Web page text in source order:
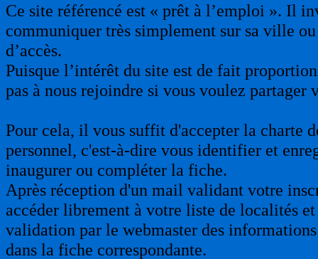
Ce site référencé est « prêt à l’emploi ». Il
communiquer très simplement sur sa ville
d’accès.
Puisque l’intérêt du site est de fait
pas à nous rejoindre si vous voulez
Pour cela, il vous suffit d'accepter la charte
personnel, c'est-à-dire vous identifier et
inaugurer ou compléter la fiche.
Après réception d'un mail validant votre
accéder librement à votre liste de localités
validation par le webmaster des
dans la fiche correspondante.